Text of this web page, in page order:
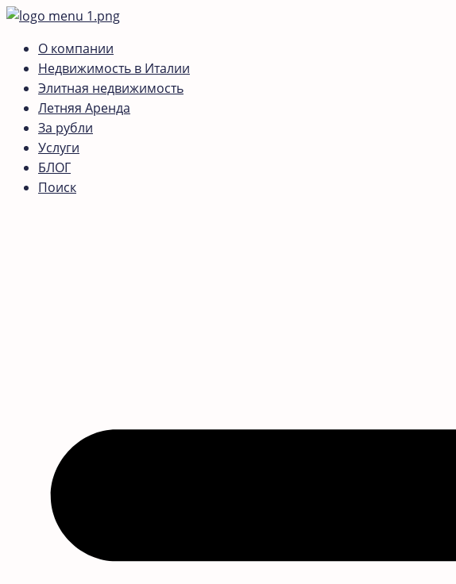
О компании
Недвижимость в Италии
Элитная недвижимость
Летняя Аренда
За рубли
Услуги
БЛОГ
Поиск